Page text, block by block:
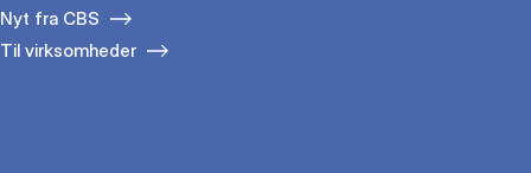
Nyt fra CBS
Til virksomheder